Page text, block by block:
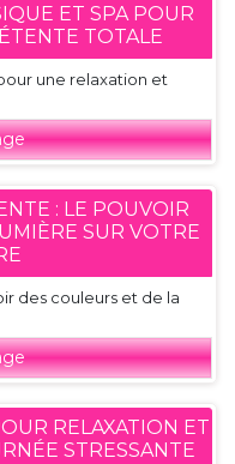
ET SPA POUR
TOTALE
une relaxation et
: LE POUVOIR
SUR VOTRE
des couleurs et de la
RELAXATION ET
STRESSANTE